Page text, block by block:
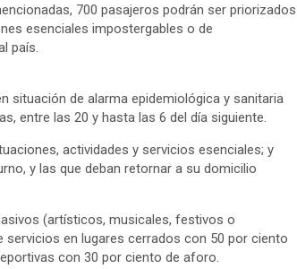
700 pasajeros podrán ser priorizados
esenciales impostergables o de
país.
situación de alarma epidemiológica y sanitaria
entre las 20 y hasta las 6 del día siguiente.
actividades y servicios esenciales; y
y las que deban retornar a su domicilio
(artísticos, musicales, festivos o
en lugares cerrados con 50 por ciento
con 30 por ciento de aforo.